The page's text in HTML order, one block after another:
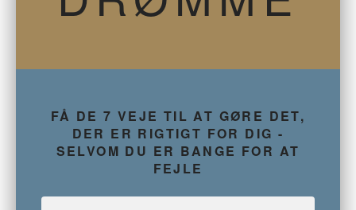
FÅ DE 7 VEJE TIL AT GØRE DET,
DER ER RIGTIGT FOR DIG -
SELVOM DU ER BANGE FOR AT
FEJLE